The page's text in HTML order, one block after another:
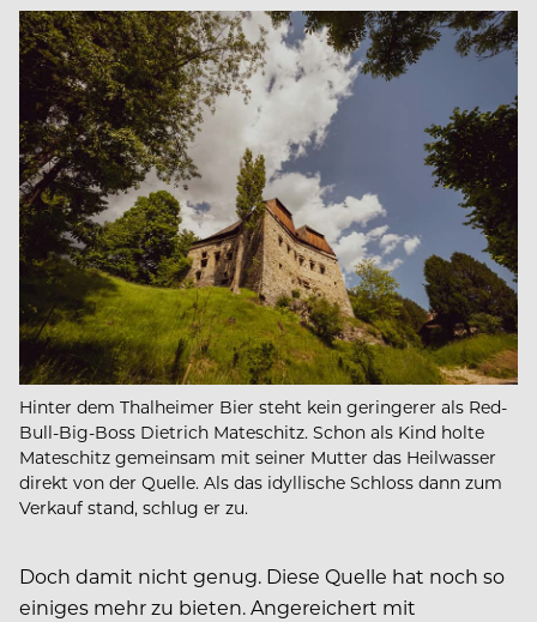
Hinter dem Thalheimer Bier steht kein geringerer als Red-
Bull-Big-Boss Dietrich Mateschitz. Schon als Kind holte
Mateschitz gemeinsam mit seiner Mutter das Heilwasser
direkt von der Quelle. Als das idyllische Schloss dann zum
Verkauf stand, schlug er zu.
Doch damit nicht genug. Diese Quelle hat noch so
einiges mehr zu bieten. Angereichert mit